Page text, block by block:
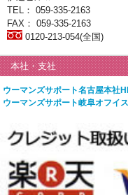
TEL： 059-335-2163
FAX： 059-335-2163
0120-213-054(全国)
本社・支社
ウーマンズサポート名古屋本社
ウーマンズサポート岐阜オフイ